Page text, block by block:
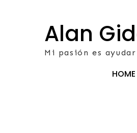
Alan
Mi pasión es
HOME